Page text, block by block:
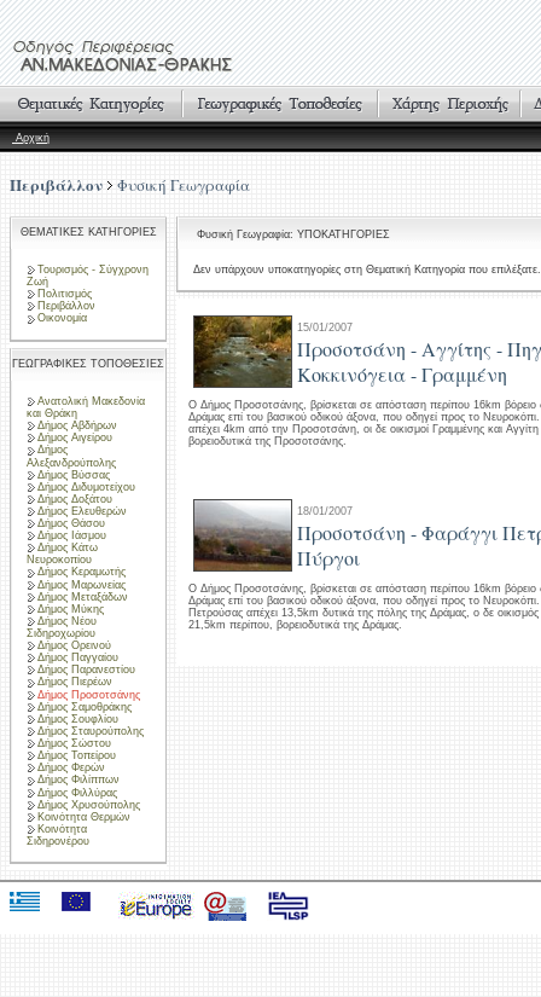
Αρχική
Περιβάλλον Φυσική Γεωγραφία
ΘΕΜΑΤΙΚΕΣ ΚΑΤΗΓΟΡΙΕΣ
Τουρισμός - Σύγχρονη
Ζωή
Πολιτισμός
Περιβάλλον
Οικονομία
ΓΕΩΓΡΑΦΙΚΕΣ ΤΟΠΟΘΕΣΙΕΣ
Ανατολική Μακεδονία
και Θράκη
Δήμος Αβδήρων
Δήμος Αιγείρου
Δήμος
Αλεξανδρούπολης
Δήμος Βύσσας
Δήμος Διδυμοτείχου
Δήμος Δοξάτου
Δήμος Ελευθερών
Δήμος Θάσου
Δήμος Ιάσμου
Δήμος Κάτω
Νευροκοπίου
Δήμος Κεραμωτής
Δήμος Μαρωνείας
Δήμος Μεταξάδων
Δήμος Μύκης
Δήμος Νέου
Σιδηροχωρίου
Δήμος Ορεινού
Δήμος Παγγαίου
Δήμος Παρανεστίου
Δήμος Πιερέων
Δήμος Προσοτσάνης
Δήμος Σαμοθράκης
Δήμος Σουφλίου
Δήμος Σταυρούπολης
Δήμος Σώστου
Δήμος Τοπείρου
Δήμος Φερών
Δήμος Φιλίππων
Δήμος Φιλλύρας
Δήμος Χρυσούπολης
Κοινότητα Θερμών
Κοινότητα
Σιδηρονέρου
Φυσική Γεωγραφία: ΥΠΟΚΑΤΗΓΟΡΙΕΣ
Δεν υπάρχουν υποκατηγορίες στη Θεματική Κατηγορία που επιλέξατε.
15/01/2007
Προσοτσάνη - Αγγίτης -
Κοκκινόγεια - Γραμμένη
Ο Δήμος Προσοτσάνης, βρίσκεται σε απόσταση περίπου 16km βόρειο
Δράμας επί του βασικού οδικού άξονα, που οδηγεί προς το Νευροκόπι.
απέχει 4km από την Προσοτσάνη, οι δε οικισμοί Γραμμένης και
βορειοδυτικά της Προσοτσάνης.
18/01/2007
Προσοτσάνη - Φαράγγι
Πύργοι
Ο Δήμος Προσοτσάνης, βρίσκεται σε απόσταση περίπου 16km βόρειο
Δράμας επί του βασικού οδικού άξονα, που οδηγεί προς το Νευροκόπι.
Πετρούσας απέχει 13,5km δυτικά της πόλης της Δράμας, ο δε
21,5km περίπου, βορειοδυτικά της Δράμας.